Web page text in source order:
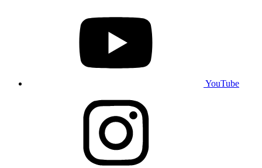
YouTube